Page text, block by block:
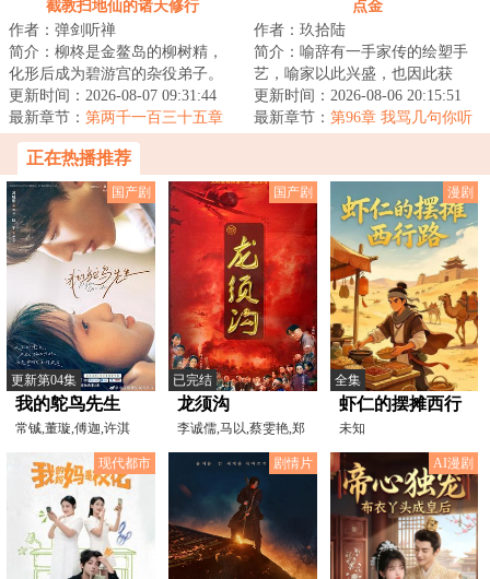
截教扫地仙的诸天修行
作者：弹剑听禅
简介：柳柊是金鳌岛的柳树精，
化形后成为碧游宫的杂役弟子。
实际上，柳柊是杨眉大仙的后
裔，具有变异的时...
更新时间：2026-08-07 09:31:44
最新章节： 第两千一百三十五章
神仙炮灰10
点金
作者：玖拾陆
简介：喻辞有一手家传的绘塑手
艺，喻家以此兴盛，也因此获
罪，死的死、流放的流放。为得
旧事真相，喻辞赶...
更新时间：2026-08-06 20:15:51
最新章节： 第96章 我骂几句你听
正在热播推荐
国产剧
更新第04集
我的鸵鸟先生
常铖,董璇,傅迦,许淇
杰,苏晓彤,宋雨霏,何洛
国产剧
已完结
龙须沟
李诚儒,马以,蔡雯艳,郑
天玮,杨平友
漫剧
全集
虾仁的摆摊西行
路
未知
现代都市 剧情片 AI漫剧